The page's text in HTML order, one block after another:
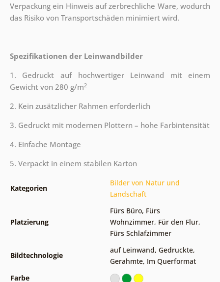
Verpackung ein Hinweis auf zerbrechliche Ware, wodurch
das Risiko von Transportschäden minimiert wird.
Spezifikationen der Leinwandbilder
1. Gedruckt auf hochwertiger Leinwand mit einem
Gewicht von 280 g/m2
2. Kein zusätzlicher Rahmen erforderlich
3. Gedruckt mit modernen Plottern – hohe Farbintensität
4. Einfache Montage
5. Verpackt in einem stabilen Karton
Kategorien
Bilder von Natur und
Landschaft
Platzierung
Fürs Büro, Fürs
Wohnzimmer, Für den Flur,
Fürs Schlafzimmer
Bildtechnologie
auf Leinwand, Gedruckte,
Gerahmte, Im Querformat
Farbe